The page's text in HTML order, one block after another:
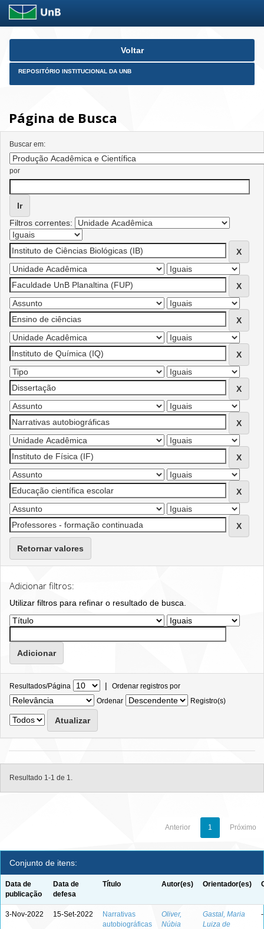
Skip
Voltar
REPOSITÓRIO INSTITUCIONAL DA UNB
Página de Busca
Buscar em:
por
Filtros correntes:
Retornar valores
Adicionar filtros:
Utilizar filtros para refinar o resultado de busca.
Resultados/Página | Ordenar registros por
Ordenar
Registro(s)
Resultado 1-1 de 1.
Anterior 1 Próximo
Conjunto de itens:
Data de
publicação
Data de
defesa
Título Autor(es) Orientador(es)
3-Nov-2022 15-Set-2022
Narrativas
autobiográficas
Oliver,
Núbia
Gastal, Maria
Luiza de
-